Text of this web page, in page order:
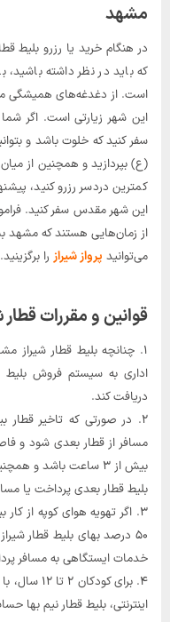
مشهد
در هنگام خرید یا رزرو بلیط
که باید در نظر داشته باشید،
است. از دغدغه‌های همیشگی
این شهر زیارتی است. اگر
سفر کنید که خلوت باشد و
(ع) بپردازید و همچنین از
کمترین دردسر رزرو کنید،
این شهر مقدس سفر کنید.
از زمان‌هایی هستند که مشهد
می‌توانید پرواز شیراز را برگزینید.
قوانین و مقررات
۱. چنانچه بلیط قطار شیراز
اداری به سیستم فروش بلیط
دریافت کند.
۲. در صورتی که تاخیر
مسافر از قطار بعدی شود و
بیش از ۳ ساعت باشد و
بلیط قطار بعدی پرداخت یا
۳. اگر تهویه هوای کوپه از
۵۰ درصد بهای بلیط قطار
خدمات ایستگاهی به مسافر
۴. برای
اینترنتی، بلیط قطار نیم بها